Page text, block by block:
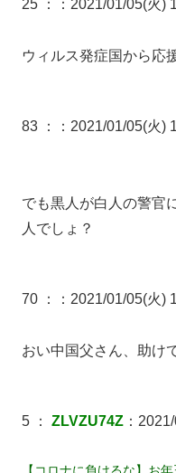
25 ： ：2021/01/05(火)
ウィルス発症国から応
83 ： ：2021/01/05(火)
でも黒人が白人の警官
人でしょ？
70 ： ：2021/01/05(火)
おい中国父さん、助け
5 ： ZLVZU74Z ：